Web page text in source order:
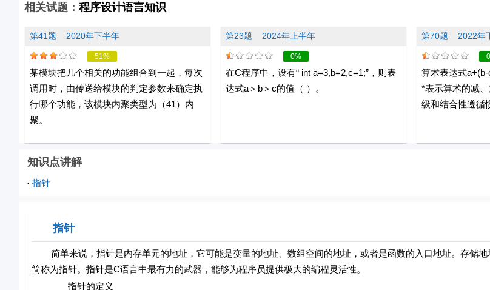
相关试题： 程序设计语言知识
第41题 2020年下半年
51%
某模块把几个相关的功能组合到一起，每次
调用时，由传送给模块的判定参数来确定执
行哪个功能，该模块内聚类型为（41）内
聚。
第23题 2024年上半年
0%
在C程序中，设有“ int a=3,b=2,c=1;”，则表
达式a＞b＞c的值（ ）。
第70题 2022年
算术表达式a+(b-
*表示算术的减
级和结合性遵循
知识点讲解
· 指针
指针
简单来说，指针是内存单元的地址，它可能是变量的地址、数组空间的地址，或者是函数的入口地址。存储地
简称为指针。指针是C语言中最有力的武器，能够为程序员提供极大的编程灵活性。
指针的定义